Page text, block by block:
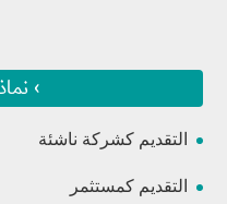
›
التقديم كشركة ناشئة
التقديم كمستثمر